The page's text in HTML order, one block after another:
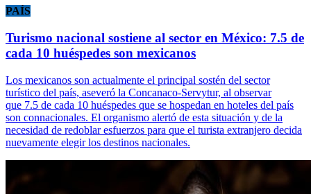
PAÍS
Turismo nacional sostiene al sector en México: 7.5 de
cada 10 huéspedes son mexicanos
Los mexicanos son actualmente el principal sostén del sector
turístico del país, aseveró la Concanaco-Servytur, al observar
que 7.5 de cada 10 huéspedes que se hospedan en hoteles del país
son connacionales. El organismo alertó de esta situación y de la
necesidad de redoblar esfuerzos para que el turista extranjero decida
nuevamente elegir los destinos nacionales.